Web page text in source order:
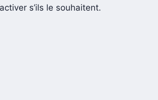
s’ils le souhaitent.